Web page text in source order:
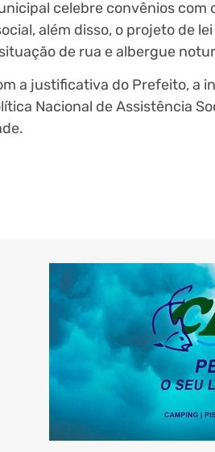
celebre convênios
além disso, o projeto de
de rua e albergue
a justificativa do Prefeito, a
Nacional de Assistência